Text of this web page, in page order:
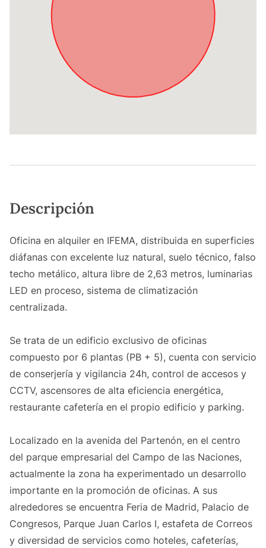
Descripción
Oficina en alquiler en IFEMA, distribuida en superficies
diáfanas con excelente luz natural, suelo técnico, falso
techo metálico, altura libre de 2,63 metros, luminarias
LED en proceso, sistema de climatización
centralizada.
Se trata de un edificio exclusivo de oficinas
compuesto por 6 plantas (PB + 5), cuenta con servicio
de conserjería y vigilancia 24h, control de accesos y
CCTV, ascensores de alta eficiencia energética,
restaurante cafetería en el propio edificio y parking.
Localizado en la avenida del Partenón, en el centro
del parque empresarial del Campo de las Naciones,
actualmente la zona ha experimentado un desarrollo
importante en la promoción de oficinas. A sus
alrededores se encuentra Feria de Madrid, Palacio de
Congresos, Parque Juan Carlos I, estafeta de Correos
y diversidad de servicios como hoteles, cafeterías,